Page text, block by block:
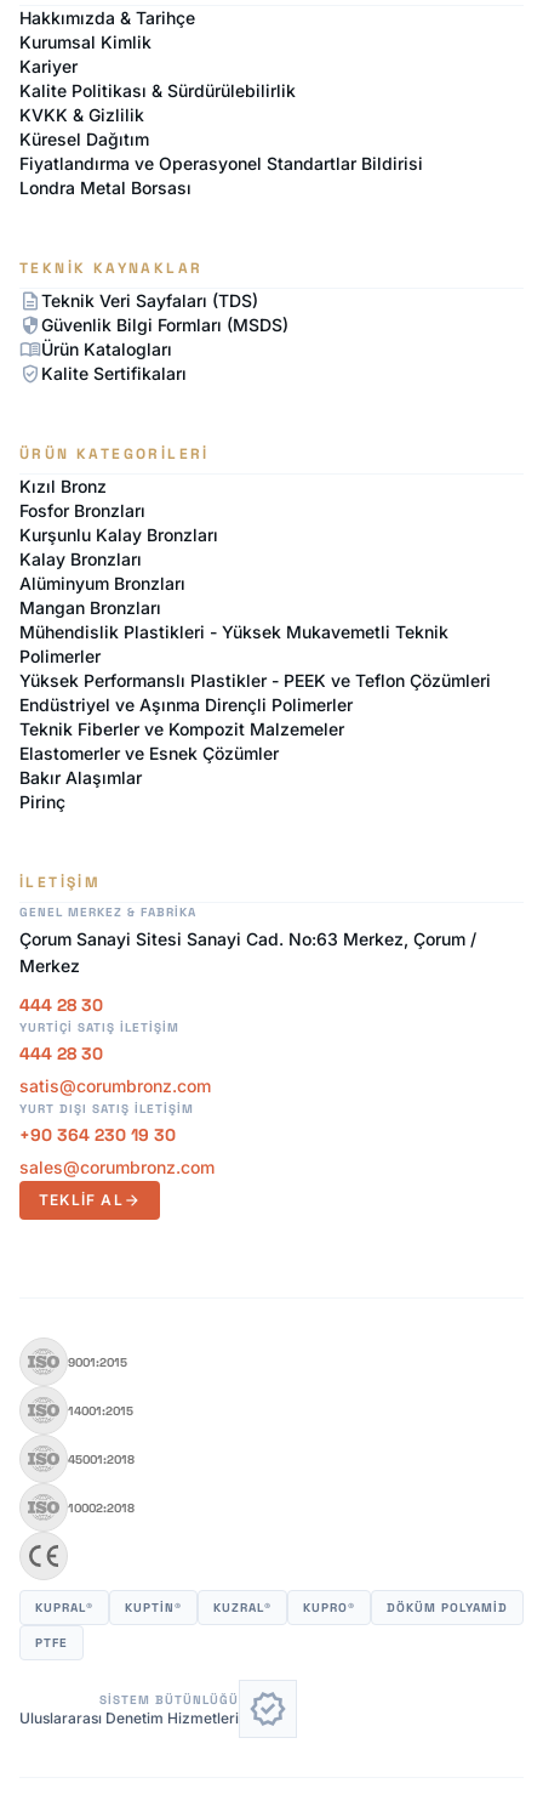
Hakkımızda & Tarihçe
Kurumsal Kimlik
Kariyer
Kalite Politikası & Sürdürülebilirlik
KVKK & Gizlilik
Küresel Dağıtım
Fiyatlandırma ve Operasyonel Standartlar Bildirisi
Londra Metal Borsası
TEKNIK KAYNAKLAR
descriptionTeknik Veri Sayfaları (TDS)
securityGüvenlik Bilgi Formları (MSDS)
menu_bookÜrün Katalogları
verified_user Kalite Sertifikaları
ÜRÜN KATEGORILERI
Kızıl Bronz
Fosfor Bronzları
Kurşunlu Kalay Bronzları
Kalay Bronzları
Alüminyum Bronzları
Mangan Bronzları
Mühendislik Plastikleri - Yüksek Mukavemetli Teknik
Polimerler
Yüksek Performanslı Plastikler - PEEK ve Teflon Çözümleri
Endüstriyel ve Aşınma Dirençli Polimerler
Teknik Fiberler ve Kompozit Malzemeler
Elastomerler ve Esnek Çözümler
Bakır Alaşımlar
Pirinç
İLETIŞIM
GENEL MERKEZ & FABRIKA
Çorum Sanayi Sitesi Sanayi Cad. No:63 Merkez, Çorum /
Merkez
444 28 30
YURTIÇI SATIŞ İLETIŞIM
444 28 30
satis@corumbronz.com
YURT DIŞI SATIŞ İLETIŞIM
+90 364 230 19 30
sales@corumbronz.com
TEKLIF AL arrow_forward
9001:2015
14001:2015
45001:2018
10002:2018
KUPRAL® KUPTİN® KUZRAL® KUPRO® DÖKÜM POLYAMID
PTFE
SISTEM BÜTÜNLÜĞÜ
Uluslararası Denetim Hizmetleri verified